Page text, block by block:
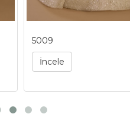
5009
İncele